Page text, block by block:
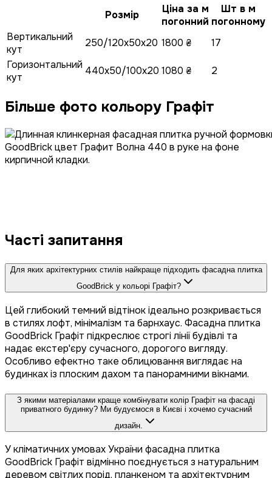
Розмір
Ціна за м
погонний
Шт в м
погонному
Вертикальний
кут
250/120x50x20 1800 ₴
17
Горизонтальний
кут
440x50/100x20 1080 ₴ 2
Більше фото кольору Графіт
Часті запитання
Для яких архітектурних стилів найкраще підходить фасадна плитка
GoodBrick у кольорі Графіт?
Цей глибокий темний відтінок ідеально розкривається
в стилях лофт, мінімалізм та барнхаус. Фасадна плитка
GoodBrick Графіт підкреслює строгі лінії будівлі та
надає екстер'єру сучасного, дорогого вигляду.
Особливо ефектно таке облицювання виглядає на
будинках із плоским дахом та панорамними вікнами.
З якими матеріалами краще комбінувати колір Графіт на фасаді
приватного будинку? Ми будуємося в Києві і хочемо сучасний
дизайн.
У кліматичних умовах України фасадна плитка
GoodBrick Графіт відмінно поєднується з натуральним
деревом світлих порід, планкеном та архітектурним